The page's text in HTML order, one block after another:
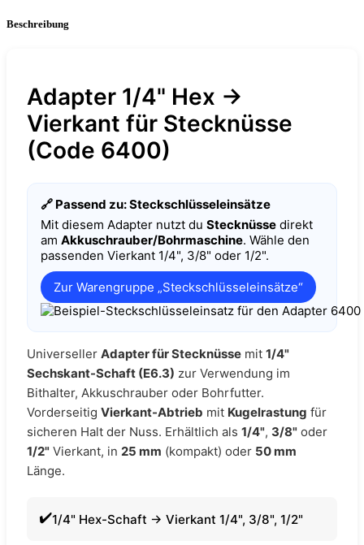
Beschreibung
Adapter 1/4" Hex →
Vierkant für Stecknüsse
(Code 6400)
🔗 Passend zu: Steckschlüsseleinsätze
Mit diesem Adapter nutzt du Stecknüsse direkt
am Akkuschrauber/Bohrmaschine. Wähle den
passenden Vierkant 1/4", 3/8" oder 1/2".
Zur Warengruppe „Steckschlüsseleinsätze“
Universeller Adapter für Stecknüsse mit 1/4"
Sechskant-Schaft (E6.3) zur Verwendung im
Bithalter, Akkuschrauber oder Bohrfutter.
Vorderseitig Vierkant-Abtrieb mit Kugelrastung für
sicheren Halt der Nuss. Erhältlich als 1/4", 3/8" oder
1/2" Vierkant, in 25 mm (kompakt) oder 50 mm
Länge.
1/4" Hex-Schaft → Vierkant 1/4", 3/8", 1/2"